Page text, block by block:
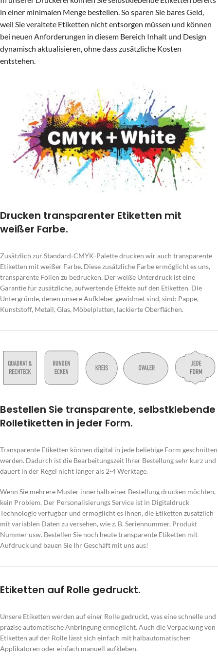
in einer minimalen Menge bestellen. So sparen Sie bares Geld,
weil Sie veraltete Etiketten nicht entsorgen müssen und können
bei neuen Anforderungen in diesem Bereich Inhalt und Design
dynamisch aktualisieren, ohne dass zusätzliche Kosten
entstehen.
Drucken transparenter Etiketten mit
weißer Farbe.
Zusätzlich zur Standard-CMYK-Palette drucken wir auch transparente
Etiketten mit weißer Farbe. Diese zusätzliche Farbe ermöglicht es uns,
transparente Folien zu bedrucken. Der weiße Unterdruck ist eine
Garantie für zusätzliche, aufwertende Effekte auf den Etiketten. Die
Untergründe, denen unsere Aufkleber gewidmet sind, sind: Pappe,
Kunststoff, Metall, Glas, Möbelplatten, lackierte Oberflächen.
Bestellen Sie transparente, selbstklebende
Rolletiketten in jeder Form.
Transparente Etiketten können digital in jede beliebige Form geschnitten
werden. Dadurch ist die Bearbeitungszeit Ihrer Bestellung sehr kurz und
dauert in der Regel nicht länger als 2-4 Werktage.
Wenn Sie mehrere Muster innerhalb einer Bestellung drucken möchten,
kein Problem. Der Personalisierungs Service ist in Digitaldruck
Technologie verfügbar und ermöglicht es Ihnen, die Etiketten zusätzlich
mit variablen Daten zu versehen, wie z. B. Seriennummer, Produkt
Nummer usw. Bestellen Sie noch heute transparente Etiketten mit
Aufdruck und bauen Sie Ihr Geschäft mit uns aus!
Etiketten auf Rolle gedruckt.
Unsere Etiketten werden auf einer Rolle gedruckt, was eine schnelle und
präzise automatische Anbringung ermöglicht. Auch die Verpackung von
Etiketten auf der Rolle lässt sich einfach mit halbautomatischen
Applikatoren oder einfach manuell aufkleben.